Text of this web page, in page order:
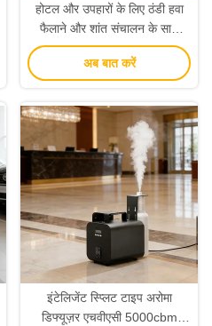
होटल और उपहारों के लिए ठंडी हवा
फैलाने और शांत संचालन के साथ
प्राकृतिक लकड़ी के सुगंध विसारक
अब बात करें
इंटेलिजेंट स्प्लिट टाइप अरोमा
डिफ्यूज़र एचवीएसी 5000cbm